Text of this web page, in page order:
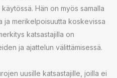
Hän on myös samalla
ja merikelpoisuutta koskevissa
katsastajilla on
ja ajattelun välittämisessä.
uusille katsastajille, joilla ei